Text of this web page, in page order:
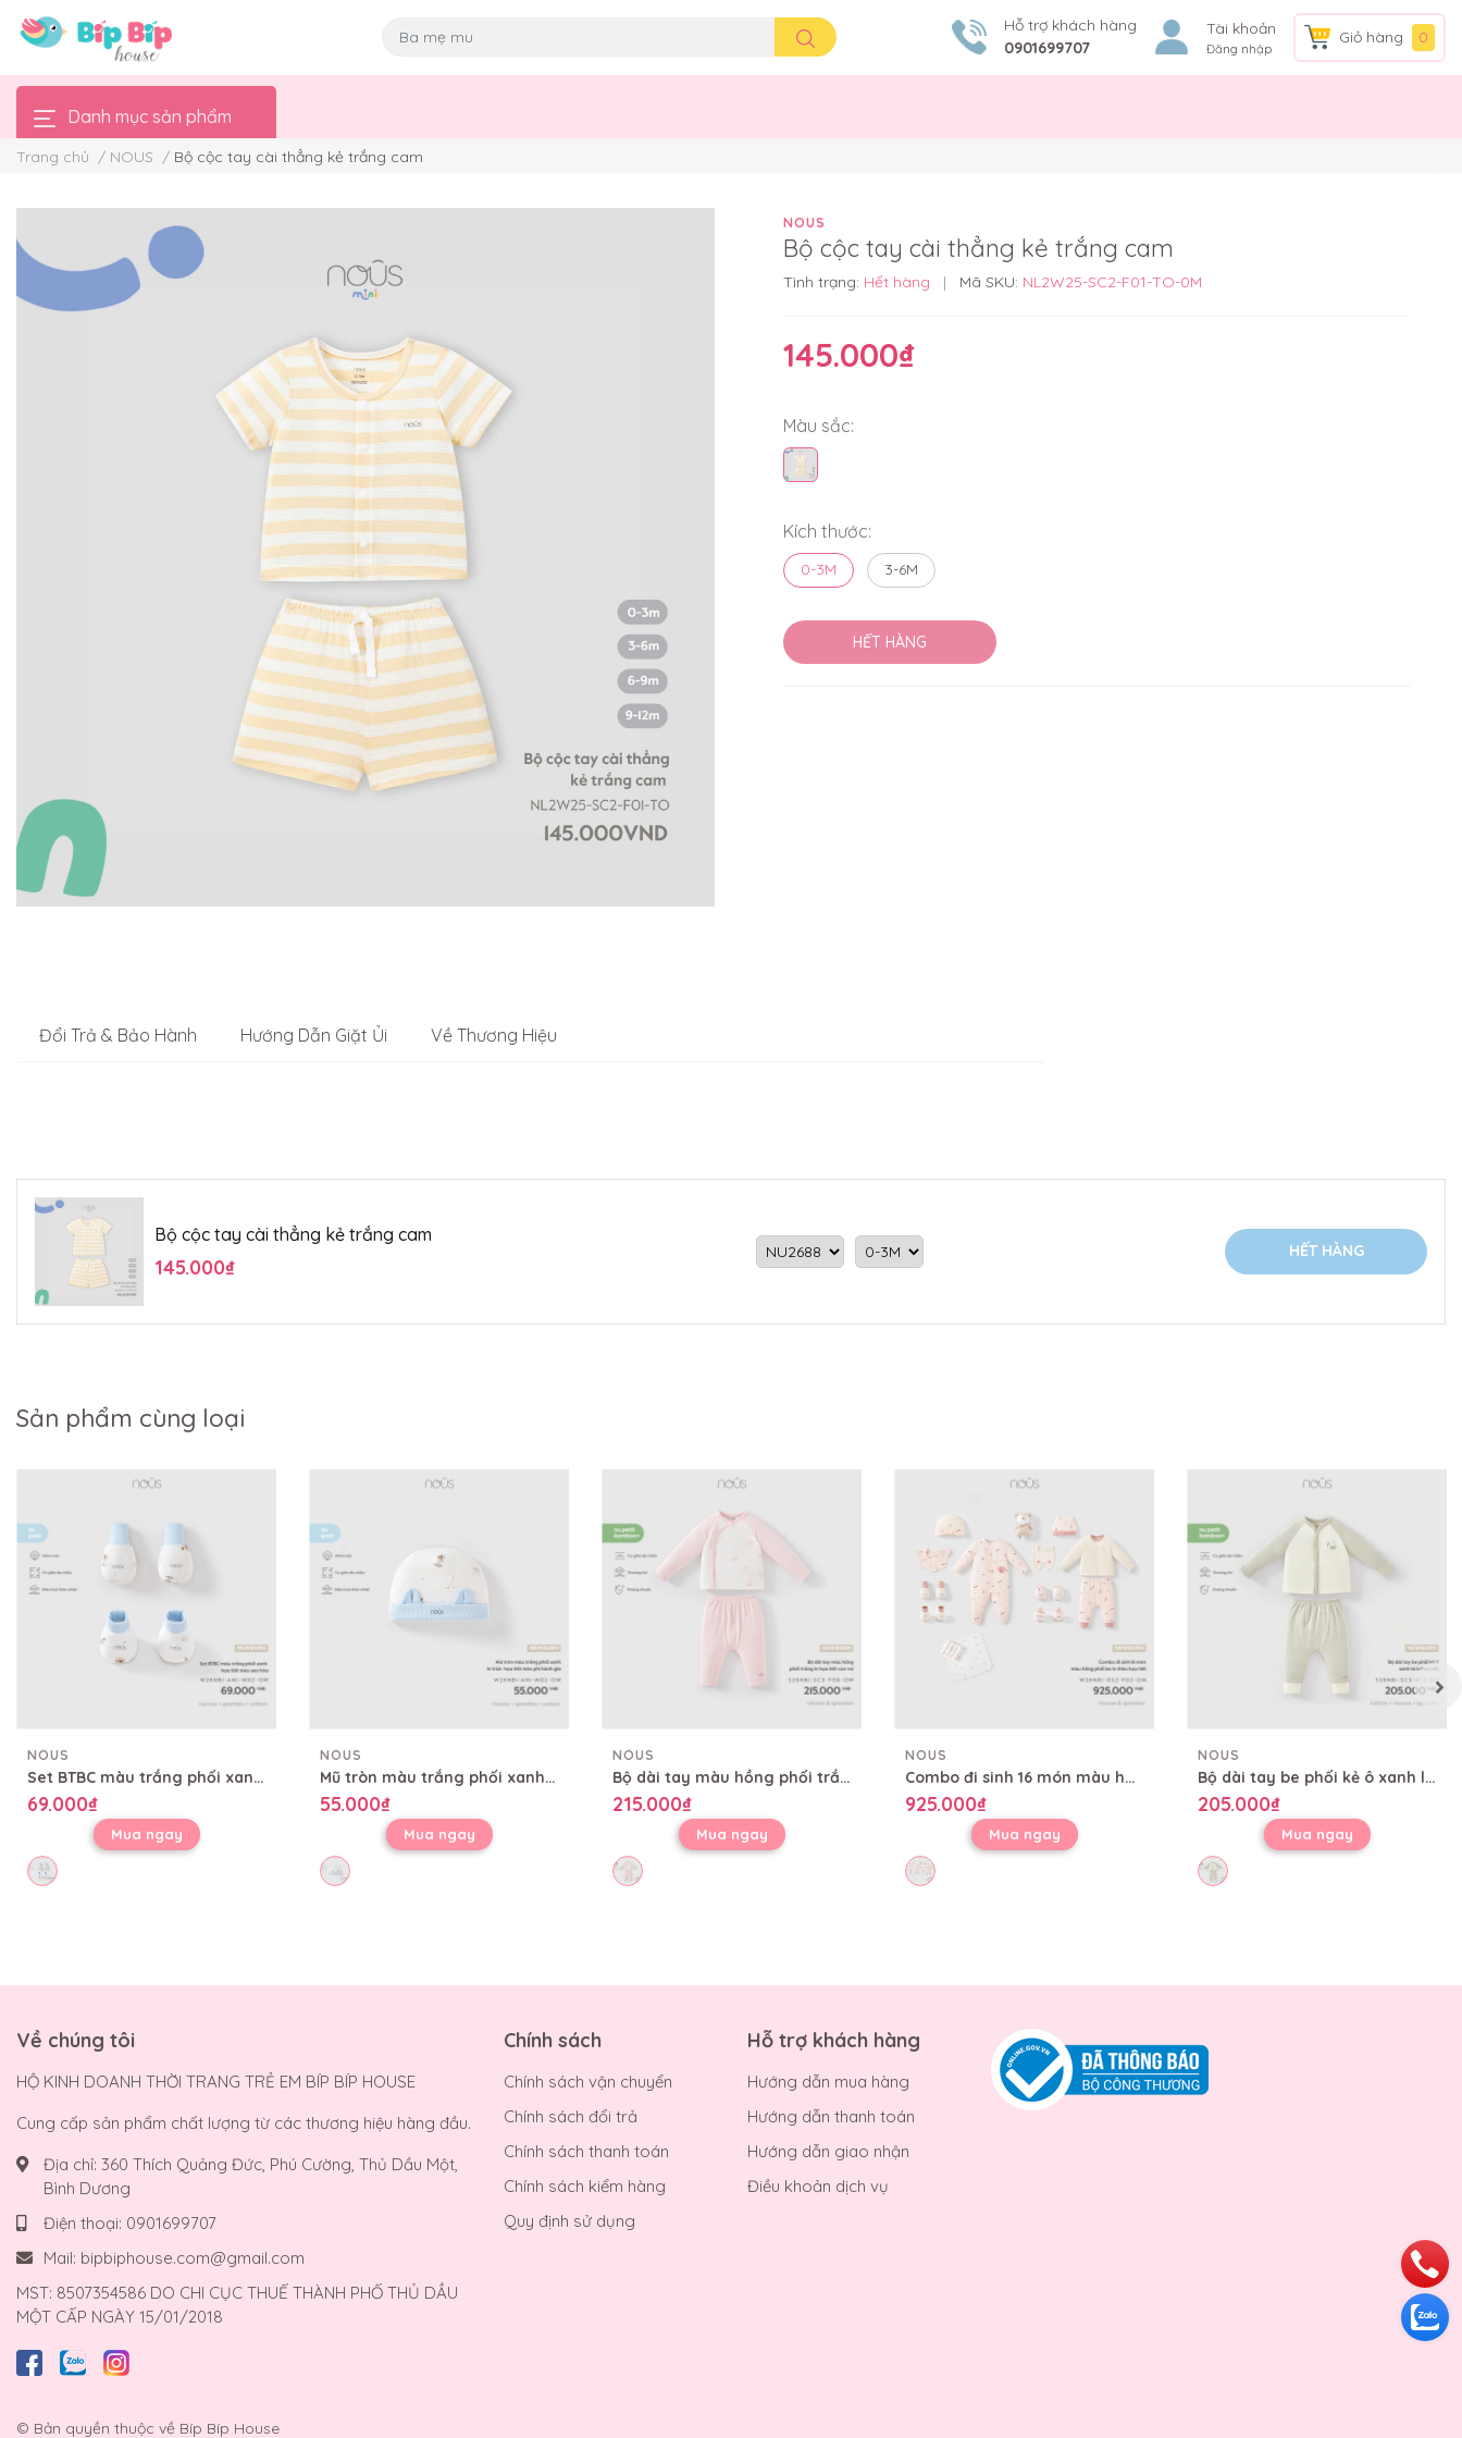
Hỗ trợ khách hàng
0901699707
Tài khoản
Đăng nhập
Giỏ hàng 0
Danh mục sản phẩm
Trang chủ / NOUS / Bộ cộc tay cài thẳng kẻ trắng cam
NOUS
Bộ cộc tay cài thẳng kẻ trắng cam
Tình trạng: Hết hàng | Mã SKU: NL2W25-SC2-F01-TO-0M
145.000₫
Màu sắc:
Kích thước:
0-3M 3-6M
HẾT HÀNG
Đổi Trả & Bảo Hành Hướng Dẫn Giặt Ủi Về Thương Hiệu
Bộ cộc tay cài thẳng kẻ trắng cam
145.000₫
HẾT HÀNG
Sản phẩm cùng loại
NOUS
Set BTBC màu trắng phối xanh họa tiết mèo sao hỏa
69.000₫
Mua ngay
NOUS
Mũ tròn màu trắng phối xanh in tràn họa tiết mèo phi hành gia
55.000₫
Mua ngay
NOUS
Bộ dài tay màu hồng phối trắng in họa tiết con voi
215.000₫
Mua ngay
NOUS
Combo đi sinh 16 món màu hồng phối be in thêu họa tiết
925.000₫
Mua ngay
NOUS
Bộ dài tay be phối kẻ ô xanh lá in họa tiết
205.000₫
Mua ngay
Về chúng tôi
HỘ KINH DOANH THỜI TRANG TRẺ EM BÍP BÍP HOUSE
Cung cấp sản phẩm chất lượng từ các thương hiệu hàng đầu.
Địa chỉ: 360 Thích Quảng Đức, Phú Cường, Thủ Dầu Một,
Bình Dương
Điện thoại: 0901699707
Mail: bipbiphouse.com@gmail.com
MST: 8507354586 DO CHI CỤC THUẾ THÀNH PHỐ THỦ DẦU
MỘT CẤP NGÀY 15/01/2018
Chính sách
Chính sách vận chuyển
Chính sách đổi trả
Chính sách thanh toán
Chính sách kiểm hàng
Quy định sử dụng
Hỗ trợ khách hàng
Hướng dẫn mua hàng
Hướng dẫn thanh toán
Hướng dẫn giao nhận
Điều khoản dịch vụ
© Bản quyền thuộc về Bíp Bíp House